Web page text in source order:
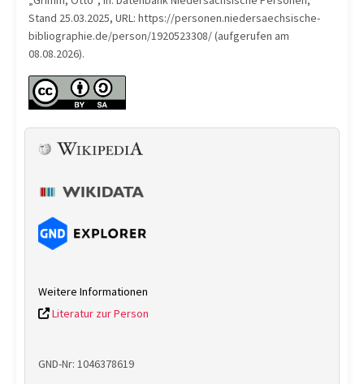
Stand 25.03.2025, URL: https://personen.niedersaechsische-
bibliographie.de/person/1920523308/ (aufgerufen am
08.08.2026).
Weitere Informationen
Literatur zur Person
GND-Nr: 1046378619